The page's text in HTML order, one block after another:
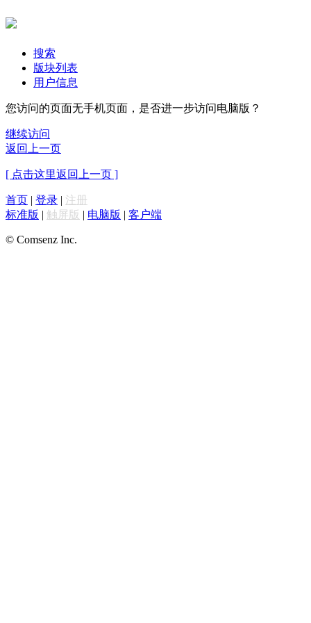
搜索
版块列表
用户信息
您访问的页面无手机页面，是否进一步访问电脑版？
继续访问
返回上一页
[ 点击这里返回上一页 ]
首页 | 登录 | 注册
标准版 | 触屏版 | 电脑版 | 客户端
© Comsenz Inc.